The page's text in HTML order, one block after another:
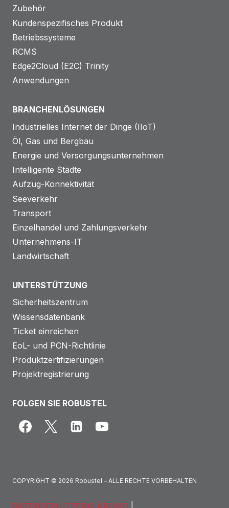
Zubehör
Kundenspezifisches Produkt
Betriebssysteme
RCMS
Edge2Cloud (E2C) Trinity
Anwendungen
BRANCHENLÖSUNGEN
Industrielles Internet der Dinge (IIoT)
Öl, Gas und Bergbau
Energie und Versorgungsunternehmen
Intelligente Städte
Aufzug-Konnektivität
Seeverkehr
Transport
Einzelhandel und Zahlungsverkehr
Unternehmens-IT
Landwirtschaft
UNTERSTÜTZUNG
Sicherheitszentrum
Wissensdatenbank
Ticket einreichen
EoL- und PCN-Richtlinie
Produktzertifizierungen
Projektregistrierung
FOLGEN SIE ROBUSTEL
COPYRIGHT © 2026 Robustel – ALLE RECHTE VORBEHALTEN
DATENSCHUTZERKLÄRUNG